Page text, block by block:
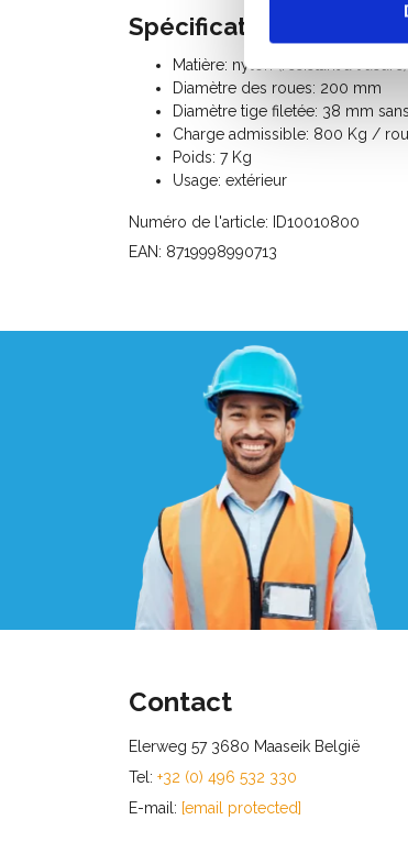
Spécifications:
Matière: nylon (résistant à l'usure)
Diamètre des roues: 200 mm
Diamètre tige filetée: 38 mm
Charge admissible: 800 Kg /
Poids: 7 Kg
Usage: extérieur
Numéro de l'article: ID10010800
EAN: 8719998990713
Contact
Elerweg 57 3680 Maaseik België
Tel: +32 (0) 496 532 330
E-mail: [email protected]